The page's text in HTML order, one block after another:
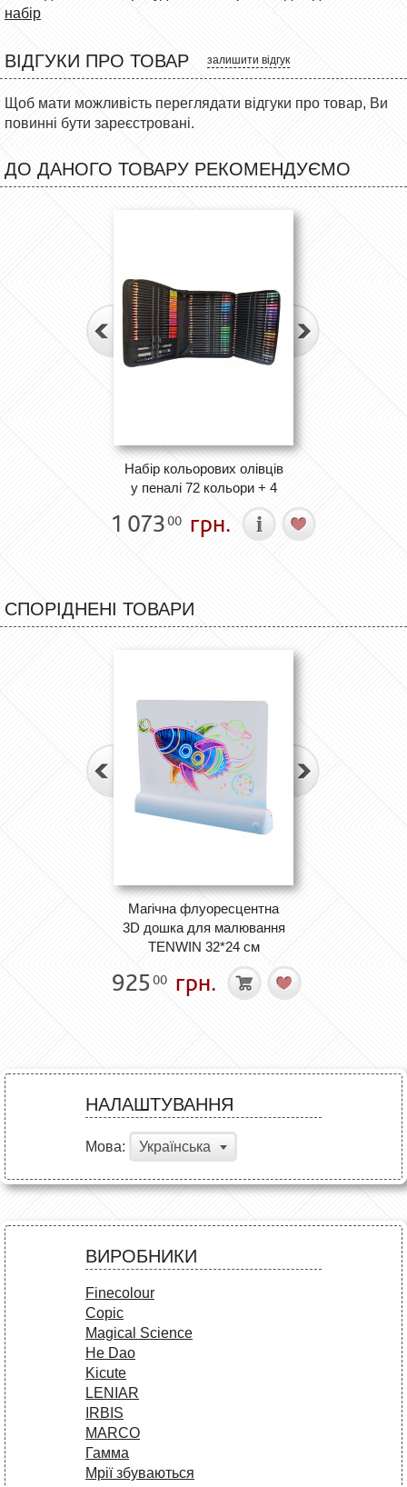
набір
ВІДГУКИ ПРО ТОВАР залишити відгук
Щоб мати можливість переглядати відгуки про товар, Ви
повинні бути зареєстровані.
ДО ДАНОГО ТОВАРУ РЕКОМЕНДУЄМО
Набір кольорових олівців
у пеналі 72 кольори + 4
1 07300 грн.
СПОРІДНЕНІ ТОВАРИ
Магічна флуоресцентна
3D дошка для малювання
TENWIN 32*24 см
925 00 грн.
НАЛАШТУВАННЯ
Мова: Українська
ВИРОБНИКИ
Finecolour
Copic
Magical Science
He Dao
Kicute
LENIAR
IRBIS
MARCO
Гамма
Мрії збуваються